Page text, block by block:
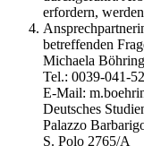
erfordern,
betreffenden
Michaela
Tel.: 0039-041-
E-Mail:
Deutsches
Palazzo
S. Polo 2765/A